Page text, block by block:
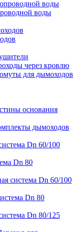
воды
через кровлю
для дымоходов
основания
дымоходов
Dn 60/100
Dn 80
Dn 60/100
Dn 80
Dn 80/125